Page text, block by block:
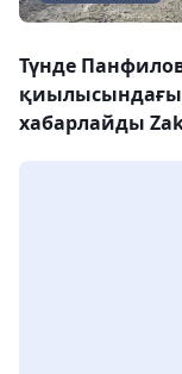
Түнде
қиылысындағы
хабарлайды